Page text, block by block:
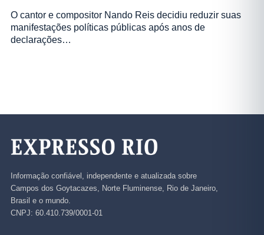
O cantor e compositor Nando Reis decidiu reduzir suas
manifestações políticas públicas após anos de
declarações…
Informação confiável, independente e atualizada sobre
Campos dos Goytacazes, Norte Fluminense, Rio de Janeiro,
Brasil e o mundo.
CNPJ: 60.410.739/0001-01